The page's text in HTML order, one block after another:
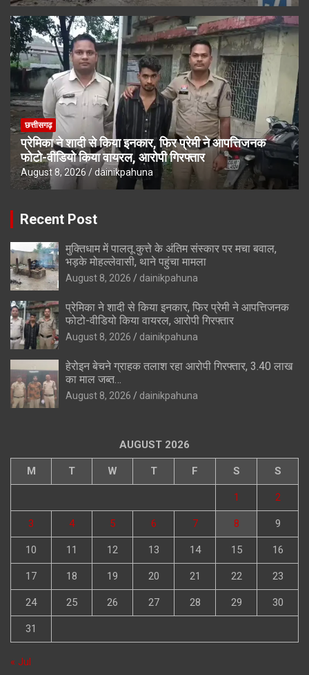
छत्तीसगढ़
प्रेमिका ने शादी से किया इनकार, फिर प्रेमी ने आपत्तिजनक
फोटो-वीडियो किया वायरल, आरोपी गिरफ्तार
August 8, 2026 dainikpahuna
Recent Post
मुक्तिधाम में पालतू कुत्ते के अंतिम संस्कार पर मचा बवाल,
भड़के मोहल्लेवासी, थाने पहुंचा मामला
August 8, 2026 dainikpahuna
प्रेमिका ने शादी से किया इनकार, फिर प्रेमी ने आपत्तिजनक
फोटो-वीडियो किया वायरल, आरोपी गिरफ्तार
August 8, 2026 dainikpahuna
हेरोइन बेचने ग्राहक तलाश रहा आरोपी गिरफ्तार, 3.40 लाख
का माल जब्त…
August 8, 2026 dainikpahuna
AUGUST 2026
M T W T F S S
1 2
3 4 5 6 7 8 9
10 11 12 13 14 15 16
17 18 19 20 21 22 23
24 25 26 27 28 29 30
31
« Jul